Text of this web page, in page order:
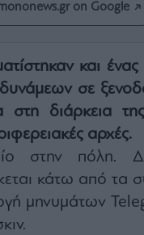
on Google
και ένας
σε
στη διάρκεια
αρχές.
στην
κάτω από τα
μηνυμάτων